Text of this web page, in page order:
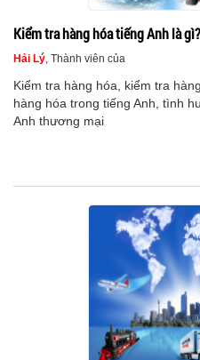
Kiểm tra hàng hóa tiếng Anh là gì?
Hải Lý , Thành viên của
Kiểm tra hàng hóa, kiểm tra
hàng hóa trong tiếng Anh, tình
Anh thương mại